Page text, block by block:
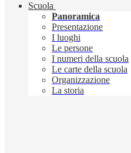
Scuola
Panoramica
Presentazione
I luoghi
Le persone
I numeri della scuola
Le carte della scuola
Organizzazione
La storia